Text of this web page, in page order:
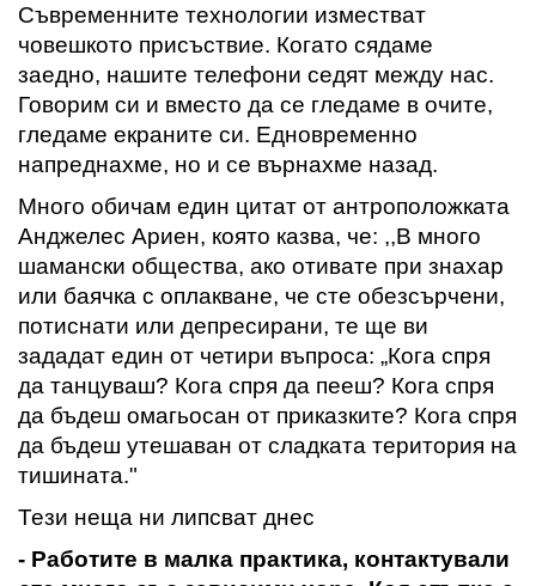
Съвременните технологии изместват
човешкото присъствие. Когато сядаме
заедно, нашите телефони седят между нас.
Говорим си и вместо да се гледаме в очите,
гледаме екраните си. Едновременно
напреднахме, но и се върнахме назад.
Много обичам един цитат от антроположката
Анджелес Ариен, която казва, че: ,,В много
шамански общества, ако отивате при знахар
или баячка с оплакване, че сте обезсърчени,
потиснати или депресирани, те ще ви
зададат един от четири въпроса: „Кога спря
да танцуваш? Кога спря да пееш? Кога спря
да бъдеш омагьосан от приказките? Кога спря
да бъдеш утешаван от сладката територия на
тишината."
Тези неща ни липсват днес
- Работите в малка практика, контактували